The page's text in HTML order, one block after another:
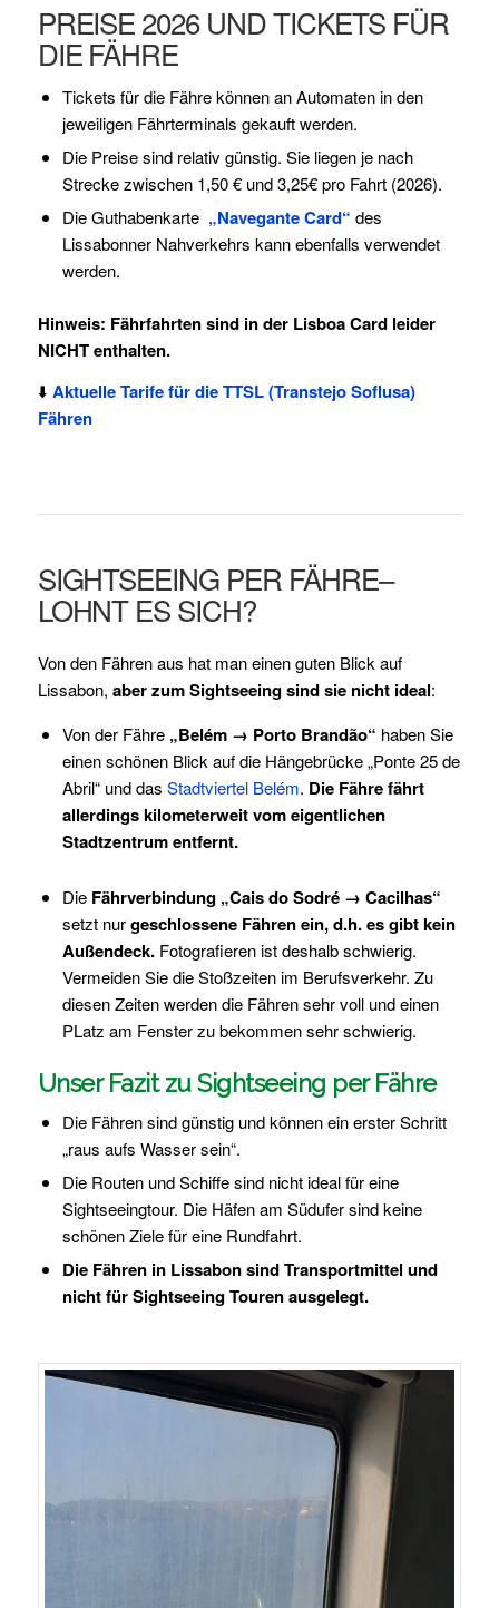
PREISE 2026 UND TICKETS FÜR
DIE FÄHRE
Tickets für die Fähre können an Automaten in den
jeweiligen Fährterminals gekauft werden.
Die Preise sind relativ günstig. Sie liegen je nach
Strecke zwischen 1,50 € und 3,25€ pro Fahrt (2026).
Die Guthabenkarte „Navegante Card“ des
Lissabonner Nahverkehrs kann ebenfalls verwendet
werden.
Hinweis: Fährfahrten sind in der Lisboa Card leider
NICHT enthalten.
⬇️ Aktuelle Tarife für die TTSL (Transtejo Soflusa)
Fähren
SIGHTSEEING PER FÄHRE–
LOHNT ES SICH?
Von den Fähren aus hat man einen guten Blick auf
Lissabon, aber zum Sightseeing sind sie nicht ideal:
Von der Fähre „Belém → Porto Brandão“ haben Sie
einen schönen Blick auf die Hängebrücke „Ponte 25 de
Abril“ und das Stadtviertel Belém. Die Fähre fährt
allerdings kilometerweit vom eigentlichen
Stadtzentrum entfernt.
Die Fährverbindung „Cais do Sodré → Cacilhas“
setzt nurgeschlossene Fähren ein, d.h. es gibt kein
Außendeck. Fotografieren ist deshalb schwierig.
Vermeiden Sie die Stoßzeiten im Berufsverkehr. Zu
diesen Zeiten werden die Fähren sehr voll und einen
PLatz am Fenster zu bekommen sehr schwierig.
Unser Fazit zu Sightseeing per Fähre
Die Fähren sind günstig und können ein erster Schritt
„raus aufs Wasser sein“.
Die Routen und Schiffe sind nicht ideal für eine
Sightseeingtour. Die Häfen am Südufer sind keine
schönen Ziele für eine Rundfahrt.
Die Fähren in Lissabon sind Transportmittel und
nicht für Sightseeing Touren ausgelegt.